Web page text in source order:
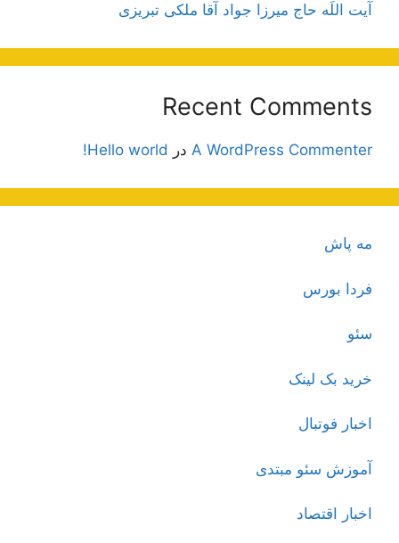
آیت اللَه حاج میرزا جواد آقا ملکی تبریزی
Recent Comments
A WordPress Commenter در Hello world!
مه پاش
فردا بورس
سئو
خرید بک لینک
اخبار فوتبال
آموزش سئو مبتدی
اخبار اقتصاد